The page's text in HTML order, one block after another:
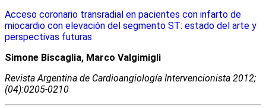
Acceso coronario transradial en pacientes con infarto de
miocardio con elevación del segmento ST: estado del arte y
perspectivas futuras
Simone Biscaglia, Marco Valgimigli
Revista Argentina de Cardioangiologí­a Intervencionista 2012;
(04):0205-0210